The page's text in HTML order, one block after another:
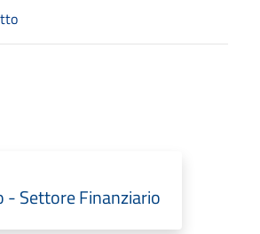
- Settore Finanziario